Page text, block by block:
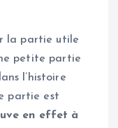
la partie utile
petite partie
l’histoire
partie est
en effet à